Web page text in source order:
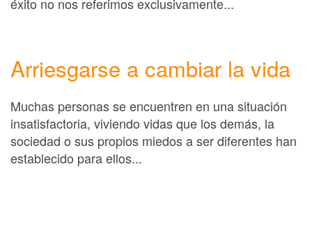
Arriesgarse a cambiar la vida
Muchas personas se encuentren en una situación
insatisfactoria, viviendo vidas que los demás, la
sociedad o sus propios miedos a ser diferentes han
establecido para ellos...